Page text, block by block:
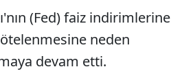
(Fed) faiz indirimlerine
neden
devam etti.